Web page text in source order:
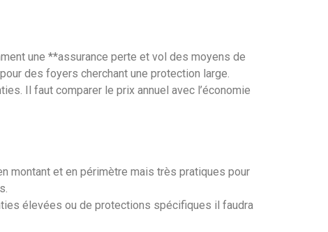
une **assurance perte et vol des moyens de
des foyers cherchant une protection large.
Il faut comparer le prix annuel avec l’économie
montant et en périmètre mais très pratiques pour
élevées ou de protections spécifiques il faudra